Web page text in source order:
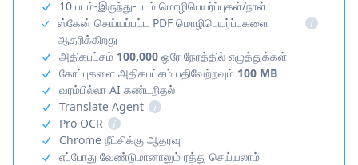
10 படம்-இருந்து-படம் மொழிபெயர்ப்புகள்/நாள்
ஸ்கேன் செய்யப்பட்ட PDF மொழிபெயர்ப்புகளை
ஆதரிக்கிறது
i
அதிகபட்சம் 100,000 ஒரே நேரத்தில் எழுத்துக்கள்
கோப்புகளை அதிகபட்சம் பதிவேற்றவும் 100 MB
வரம்பில்லா AI கண்டறிதல்
Translate Agent
i
Pro OCR
i
Chrome நீட்சிக்கு ஆதரவு
எப்போது வேண்டுமானாலும் ரத்து செய்யலாம்